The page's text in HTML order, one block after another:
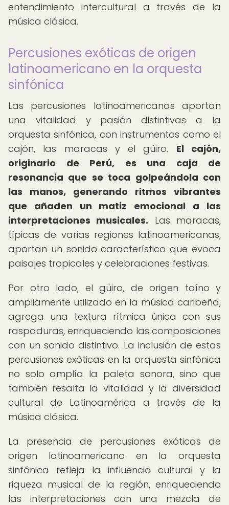
entendimiento intercultural a través de la
música clásica.
Percusiones exóticas de origen
latinoamericano en la orquesta
sinfónica
Las percusiones latinoamericanas aportan
una vitalidad y pasión distintivas a la
orquesta sinfónica, con instrumentos como el
cajón, las maracas y el güiro. El cajón,
originario de Perú, es una caja de
resonancia que se toca golpeándola con
las manos, generando ritmos vibrantes
que añaden un matiz emocional a las
interpretaciones musicales. Las maracas,
típicas de varias regiones latinoamericanas,
aportan un sonido característico que evoca
paisajes tropicales y celebraciones festivas.
Por otro lado, el güiro, de origen taíno y
ampliamente utilizado en la música caribeña,
agrega una textura rítmica única con sus
raspaduras, enriqueciendo las composiciones
con un sonido distintivo. La inclusión de estas
percusiones exóticas en la orquesta sinfónica
no solo amplía la paleta sonora, sino que
también resalta la vitalidad y la diversidad
cultural de Latinoamérica a través de la
música clásica.
La presencia de percusiones exóticas de
origen latinoamericano en la orquesta
sinfónica refleja la influencia cultural y la
riqueza musical de la región, enriqueciendo
las interpretaciones con una mezcla de